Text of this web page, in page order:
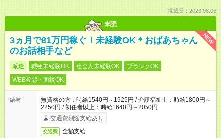
掲載日：2026.08.06
未読
NEW
3ヵ月で81万円稼ぐ！未経験OK＊おばあちゃん
のお話相手など
派遣 職種未経験OK 社会人未経験OK
ブランクOK
WEB登録・面接OK
給与
無資格の方：時給1540円～1925円 / 介護福祉士：時給1800円～
2250円 / 初任者以上：時給1640円～2050円
交通費別途支給あり
交通費 全額支給